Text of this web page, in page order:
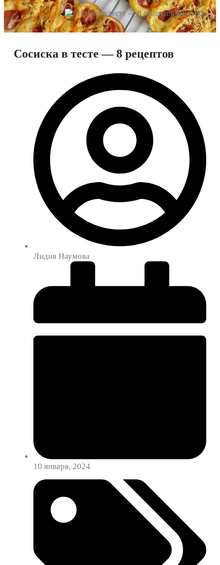
Сосиска в тесте — 8 рецептов
Лидия Наумова
10 января, 2024